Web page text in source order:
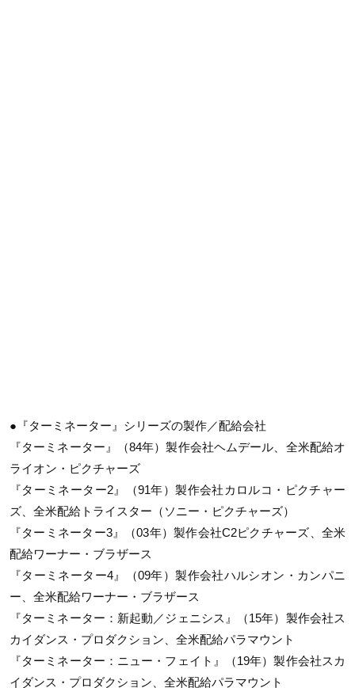
●『ターミネーター』シリーズの製作／配給会社
『ターミネーター』（84年）製作会社ヘムデール、全米配給オ
ライオン・ピクチャーズ
『ターミネーター2』（91年）製作会社カロルコ・ピクチャー
ズ、全米配給トライスター（ソニー・ピクチャーズ）
『ターミネーター3』（03年）製作会社C2ピクチャーズ、全米
配給ワーナー・ブラザース
『ターミネーター4』（09年）製作会社ハルシオン・カンパニ
ー、全米配給ワーナー・ブラザース
『ターミネーター：新起動／ジェニシス』（15年）製作会社ス
カイダンス・プロダクション、全米配給パラマウント
『ターミネーター：ニュー・フェイト』（19年）製作会社スカ
イダンス・プロダクション、全米配給パラマウント